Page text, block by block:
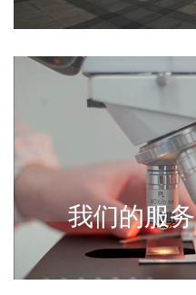
我们的服务